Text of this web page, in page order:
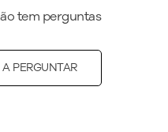
tem perguntas
PERGUNTAR